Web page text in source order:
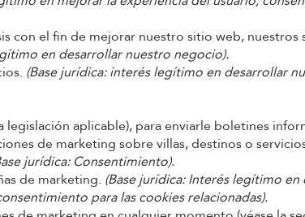
con el fin de mejorar nuestro sitio web, nuestros
en desarrollar nuestro negocio).
(Base jurídica: interés legítimo en desarrollar
aplicable), para enviarle boletines
de marketing sobre villas, destinos o
jurídica: Consentimiento).
de marketing. (Base jurídica: Interés legítimo
para las cookies relacionadas).